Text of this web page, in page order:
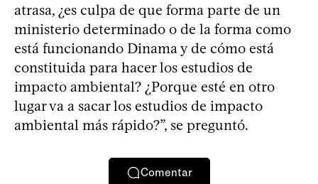
atrasa, ¿es culpa de que forma parte de un
ministerio determinado o de la forma como
está funcionando Dinama y de cómo está
constituida para hacer los estudios de
impacto ambiental? ¿Porque esté en otro
lugar va a sacar los estudios de impacto
ambiental más rápido?”, se preguntó.
Comentar